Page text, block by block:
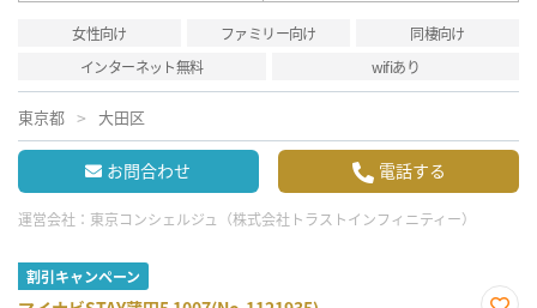
女性向け ファミリー向け
同棲向け
インターネット無料
wifiあり
東京都 大田区
お問合わせ 電話する
運営会社： 東京コンシェルジュ（株式会社トラストインフィニティー）
割引キャンペーン